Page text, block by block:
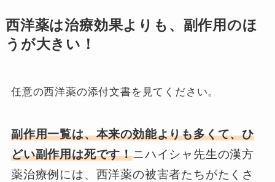
西洋薬は治療効果よりも、副作用のほ
うが大きい！
任意の西洋薬の添付文書を見てください。
副作用一覧は、本来の効能よりも多くて、ひ
どい副作用は死です！ニハイシャ先生の漢方
薬治療例には、西洋薬の被害者たちがたくさ